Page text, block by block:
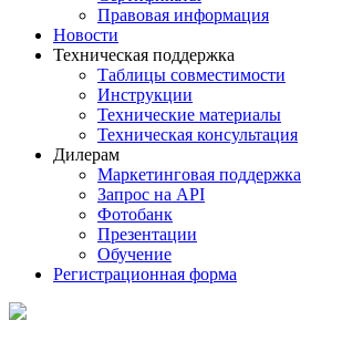
Правовая информация
Новости
Техническая поддержка
Таблицы совместимости
Инструкции
Технические материалы
Техническая консультация
Дилерам
Маркетинговая поддержка
Запрос на API
Фотобанк
Презентации
Обучение
Регистрационная форма